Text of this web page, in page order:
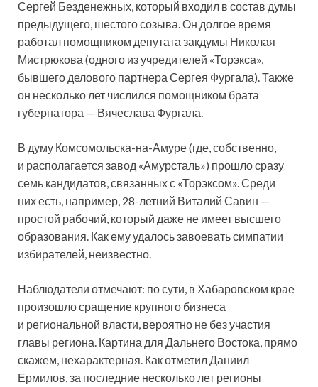
Сергей Безденежных, который входил в состав думы
предыдущего, шестого созыва. Он долгое время
работал помощником депутата закдумы Николая
Мистрюкова (одного из учредителей «Торэкса»,
бывшего делового партнера Сергея Фургала). Также
он несколько лет числился помощником брата
губернатора — Вячеслава Фургала.
В думу Комсомольска-на-Амуре (где, собственно,
и располагается завод «Амурсталь») прошло сразу
семь кандидатов, связанных с «Торэксом». Среди
них есть, например, 28-летний Виталий Савин —
простой рабочий, который даже не имеет высшего
образования. Как ему удалось завоевать симпатии
избирателей, неизвестно.
Наблюдатели отмечают: по сути, в Хабаровском крае
произошло сращение крупного бизнеса
и региональной власти, вероятно не без участия
главы региона. Картина для Дальнего Востока, прямо
скажем, нехарактерная. Как отметил Даниил
Ермилов, за последние несколько лет регионы